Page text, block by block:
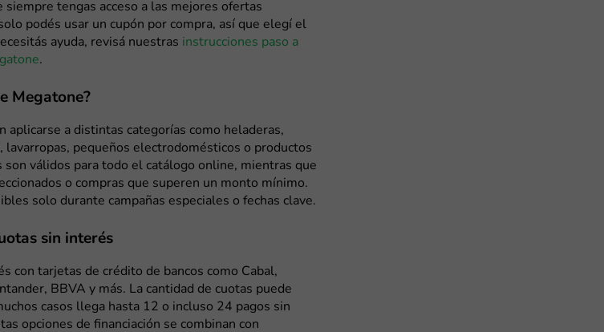
siempre tengas acceso a las mejores ofertas
podés usar un cupón por compra, así que elegí el
ayuda, revisá nuestras instrucciones paso a
.
Megatone?
aplicarse a distintas categorías como heladeras,
pequeños electrodomésticos o productos
son válidos para todo el catálogo online, mientras que
o compras que superen un monto mínimo.
solo durante campañas especiales o fechas clave.
sin interés
con tarjetas de crédito de bancos como Cabal,
BBVA y más. La cantidad de cuotas puede
casos llega hasta 12 o incluso 24 pagos sin
opciones de financiación se combinan con